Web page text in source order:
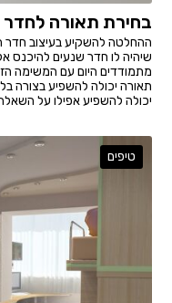
בחירת תאורה לחדר
ההחלטה להשקיע בעיצוב חדר
שיהיה לו חדר שנעים להיכנס
מתמודדים היום עם המשימה
תאורה יכולה להשפיע בצורה
יכולה להשפיע אפילו על
טיפים